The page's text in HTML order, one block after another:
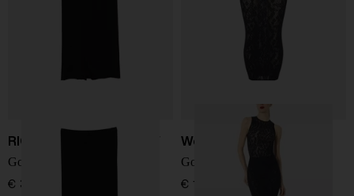
RICK OWENS DRKSHDW
Gonna di cotone
€ 325,00
Wolford
Gonna lunga Infinite Rose
€ 195,00